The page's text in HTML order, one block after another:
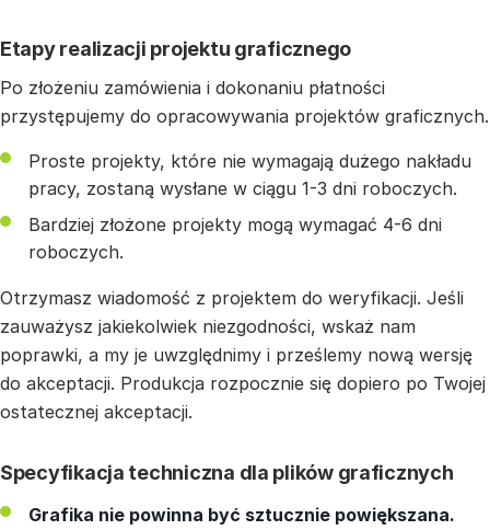
Etapy realizacji projektu graficznego
Po złożeniu zamówienia i dokonaniu płatności
przystępujemy do opracowywania projektów graficznych.
Proste projekty, które nie wymagają dużego nakładu
pracy, zostaną wysłane w ciągu 1-3 dni roboczych.
Bardziej złożone projekty mogą wymagać 4-6 dni
roboczych.
Otrzymasz wiadomość z projektem do weryfikacji. Jeśli
zauważysz jakiekolwiek niezgodności, wskaż nam
poprawki, a my je uwzględnimy i prześlemy nową wersję
do akceptacji. Produkcja rozpocznie się dopiero po Twojej
ostatecznej akceptacji.
Specyfikacja techniczna dla plików graficznych
Grafika nie powinna być sztucznie powiększana.